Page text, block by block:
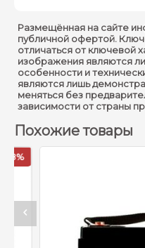
Модел:
Вид:
Напряжение:
Вес:
Тип клеммы:
Размещённая на сайте
публичной офертой.
отличаться от ключевой
изображения являются
особенности и
являются лишь
меняться без
зависимости от страны
Похожие товары